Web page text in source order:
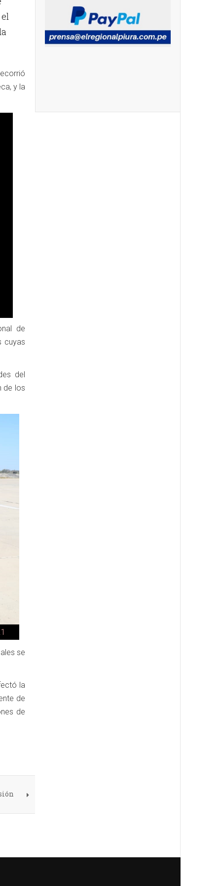
y la
de
cuyas
del
de los
se
la
de
de